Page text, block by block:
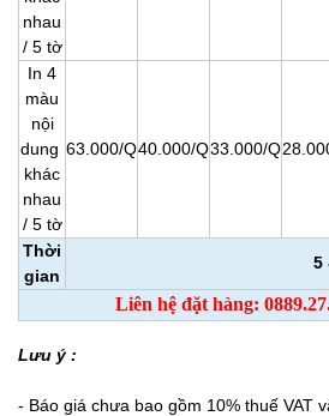
nhau
/ 5 tờ
In 4
màu
nội
dung
khác
nhau
/ 5 tờ
63.000/Q40.000/Q33.000/Q
Thời
gian
5
Liên hệ đặt hàng:
Lưu ý :
- Báo giá chưa bao gồm 10% thuế VAT